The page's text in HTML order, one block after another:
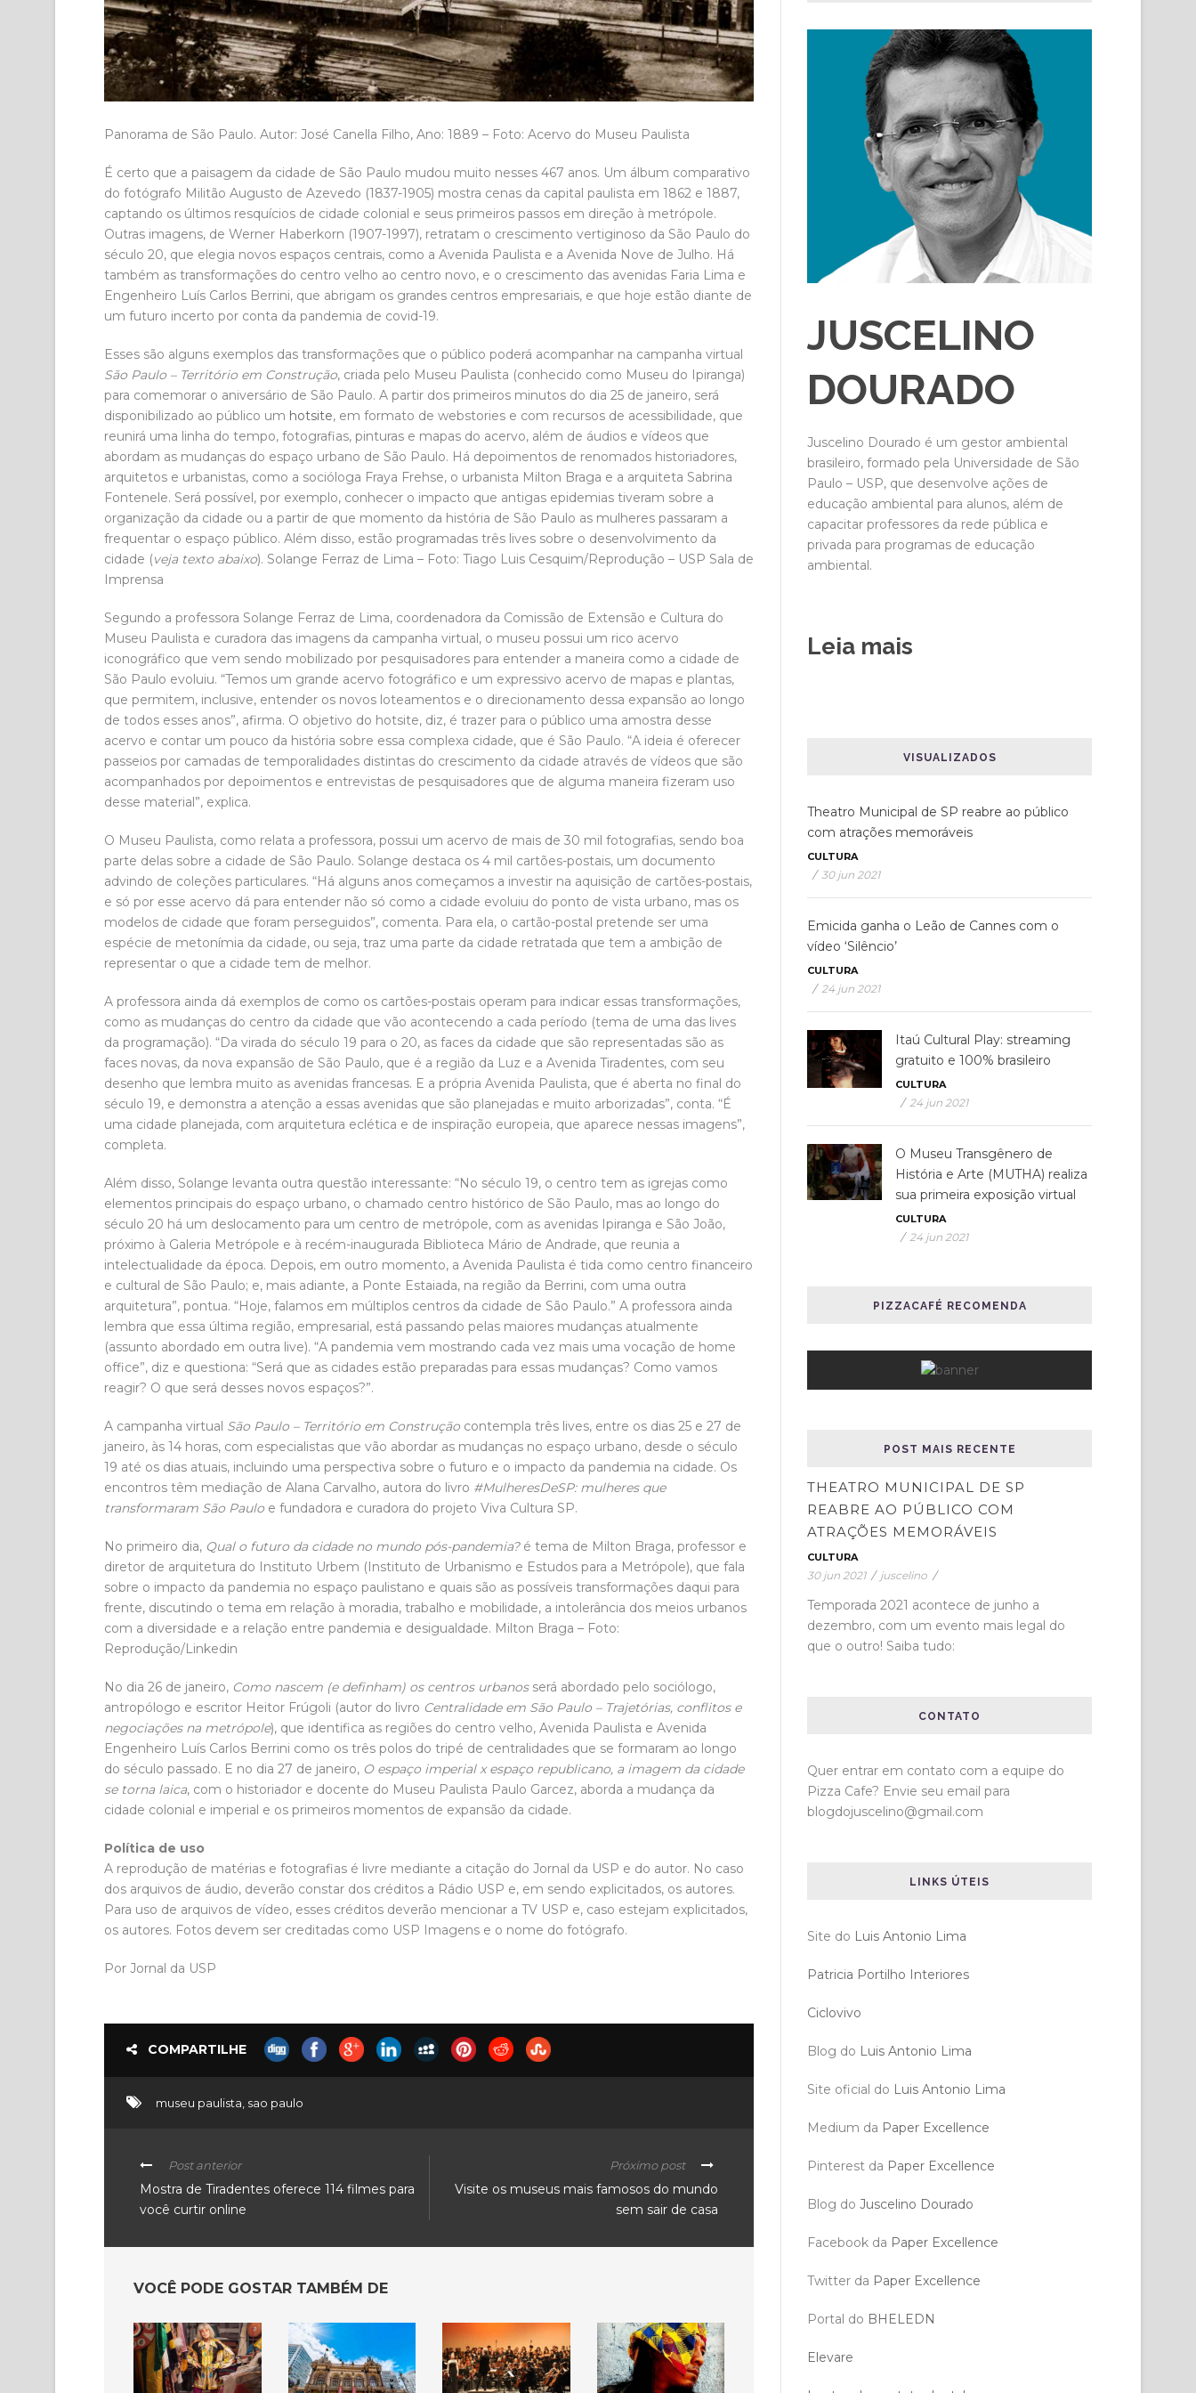
Panorama de São Paulo. Autor: José Canella Filho, Ano: 1889 – Foto: Acervo do Museu Paulista
É certo que a paisagem da cidade de São Paulo mudou muito nesses 467 anos. Um álbum comparativo
do fotógrafo Militão Augusto de Azevedo (1837-1905) mostra cenas da capital paulista em 1862 e 1887,
captando os últimos resquícios de cidade colonial e seus primeiros passos em direção à metrópole.
Outras imagens, de Werner Haberkorn (1907-1997), retratam o crescimento vertiginoso da São Paulo do
século 20, que elegia novos espaços centrais, como a Avenida Paulista e a Avenida Nove de Julho. Há
também as transformações do centro velho ao centro novo, e o crescimento das avenidas Faria Lima e
Engenheiro Luís Carlos Berrini, que abrigam os grandes centros empresariais, e que hoje estão diante de
um futuro incerto por conta da pandemia de covid-19.
Esses são alguns exemplos das transformações que o público poderá acompanhar na campanha virtual
São Paulo – Território em Construção, criada pelo Museu Paulista (conhecido como Museu do Ipiranga)
para comemorar o aniversário de São Paulo. A partir dos primeiros minutos do dia 25 de janeiro, será
disponibilizado ao público um hotsite, em formato de webstories e com recursos de acessibilidade, que
reunirá uma linha do tempo, fotografias, pinturas e mapas do acervo, além de áudios e vídeos que
abordam as mudanças do espaço urbano de São Paulo. Há depoimentos de renomados historiadores,
arquitetos e urbanistas, como a socióloga Fraya Frehse, o urbanista Milton Braga e a arquiteta Sabrina
Fontenele. Será possível, por exemplo, conhecer o impacto que antigas epidemias tiveram sobre a
organização da cidade ou a partir de que momento da história de São Paulo as mulheres passaram a
frequentar o espaço público. Além disso, estão programadas três lives sobre o desenvolvimento da
cidade (veja texto abaixo). Solange Ferraz de Lima – Foto: Tiago Luis Cesquim/Reprodução – USP Sala de
Imprensa
Segundo a professora Solange Ferraz de Lima, coordenadora da Comissão de Extensão e Cultura do
Museu Paulista e curadora das imagens da campanha virtual, o museu possui um rico acervo
iconográfico que vem sendo mobilizado por pesquisadores para entender a maneira como a cidade de
São Paulo evoluiu. “Temos um grande acervo fotográfico e um expressivo acervo de mapas e plantas,
que permitem, inclusive, entender os novos loteamentos e o direcionamento dessa expansão ao longo
de todos esses anos”, afirma. O objetivo do hotsite, diz, é trazer para o público uma amostra desse
acervo e contar um pouco da história sobre essa complexa cidade, que é São Paulo. “A ideia é oferecer
passeios por camadas de temporalidades distintas do crescimento da cidade através de vídeos que são
acompanhados por depoimentos e entrevistas de pesquisadores que de alguma maneira fizeram uso
desse material”, explica.
O Museu Paulista, como relata a professora, possui um acervo de mais de 30 mil fotografias, sendo boa
parte delas sobre a cidade de São Paulo. Solange destaca os 4 mil cartões-postais, um documento
advindo de coleções particulares. “Há alguns anos começamos a investir na aquisição de cartões-postais,
e só por esse acervo dá para entender não só como a cidade evoluiu do ponto de vista urbano, mas os
modelos de cidade que foram perseguidos”, comenta. Para ela, o cartão-postal pretende ser uma
espécie de metonímia da cidade, ou seja, traz uma parte da cidade retratada que tem a ambição de
representar o que a cidade tem de melhor.
A professora ainda dá exemplos de como os cartões-postais operam para indicar essas transformações,
como as mudanças do centro da cidade que vão acontecendo a cada período (tema de uma das lives
da programação). “Da virada do século 19 para o 20, as faces da cidade que são representadas são as
faces novas, da nova expansão de São Paulo, que é a região da Luz e a Avenida Tiradentes, com seu
desenho que lembra muito as avenidas francesas. E a própria Avenida Paulista, que é aberta no final do
século 19, e demonstra a atenção a essas avenidas que são planejadas e muito arborizadas”, conta. “É
uma cidade planejada, com arquitetura eclética e de inspiração europeia, que aparece nessas imagens”,
completa.
Além disso, Solange levanta outra questão interessante: “No século 19, o centro tem as igrejas como
elementos principais do espaço urbano, o chamado centro histórico de São Paulo, mas ao longo do
século 20 há um deslocamento para um centro de metrópole, com as avenidas Ipiranga e São João,
próximo à Galeria Metrópole e à recém-inaugurada Biblioteca Mário de Andrade, que reunia a
intelectualidade da época. Depois, em outro momento, a Avenida Paulista é tida como centro financeiro
e cultural de São Paulo; e, mais adiante, a Ponte Estaiada, na região da Berrini, com uma outra
arquitetura”, pontua. “Hoje, falamos em múltiplos centros da cidade de São Paulo.” A professora ainda
lembra que essa última região, empresarial, está passando pelas maiores mudanças atualmente
(assunto abordado em outra live). “A pandemia vem mostrando cada vez mais uma vocação de home
office”, diz e questiona: “Será que as cidades estão preparadas para essas mudanças? Como vamos
reagir? O que será desses novos espaços?”.
A campanha virtual São Paulo – Território em Construção contempla três lives, entre os dias 25 e 27 de
janeiro, às 14 horas, com especialistas que vão abordar as mudanças no espaço urbano, desde o século
19 até os dias atuais, incluindo uma perspectiva sobre o futuro e o impacto da pandemia na cidade. Os
encontros têm mediação de Alana Carvalho, autora do livro #MulheresDeSP: mulheres que
transformaram São Paulo e fundadora e curadora do projeto Viva Cultura SP.
No primeiro dia, Qual o futuro da cidade no mundo pós-pandemia?é tema de Milton Braga, professor e
diretor de arquitetura do Instituto Urbem (Instituto de Urbanismo e Estudos para a Metrópole), que fala
sobre o impacto da pandemia no espaço paulistano e quais são as possíveis transformações daqui para
frente, discutindo o tema em relação à moradia, trabalho e mobilidade, a intolerância dos meios urbanos
com a diversidade e a relação entre pandemia e desigualdade. Milton Braga – Foto:
Reprodução/Linkedin
No dia 26 de janeiro, Como nascem (e definham) os centros urbanosserá abordado pelo sociólogo,
antropólogo e escritor Heitor Frúgoli (autor do livro Centralidade em São Paulo – Trajetórias, conflitos e
negociações na metrópole), que identifica as regiões do centro velho, Avenida Paulista e Avenida
Engenheiro Luís Carlos Berrini como os três polos do tripé de centralidades que se formaram ao longo
do século passado. E no dia 27 de janeiro, O espaço imperial x espaço republicano, a imagem da cidade
se torna laica, com o historiador e docente do Museu Paulista Paulo Garcez, aborda a mudança da
cidade colonial e imperial e os primeiros momentos de expansão da cidade.
Política de uso
A reprodução de matérias e fotografias é livre mediante a citação do Jornal da USP e do autor. No caso
dos arquivos de áudio, deverão constar dos créditos a Rádio USP e, em sendo explicitados, os autores.
Para uso de arquivos de vídeo, esses créditos deverão mencionar a TV USP e, caso estejam explicitados,
os autores. Fotos devem ser creditadas como USP Imagens e o nome do fotógrafo.
Por Jornal da USP
COMPARTILHE
museu paulista sao paulo
Post anterior
Mostra de Tiradentes oferece 114 filmes para
você curtir online
Próximo post
Visite os museus mais famosos do mundo
sem sair de casa
VOCÊ PODE GOSTAR TAMBÉM DE
JUSCELINO
DOURADO
Juscelino Dourado é um gestor ambiental
brasileiro, formado pela Universidade de São
Paulo – USP, que desenvolve ações de
educação ambiental para alunos, além de
capacitar professores da rede pública e
privada para programas de educação
ambiental.
Leia mais
VISUALIZADOS
Theatro Municipal de SP reabre ao público
com atrações memoráveis
CULTURA
/ 30 jun 2021
Emicida ganha o Leão de Cannes com o
vídeo ‘Silêncio’
CULTURA
/ 24 jun 2021
Itaú Cultural Play: streaming
gratuito e 100% brasileiro
CULTURA
/ 24 jun 2021
O Museu Transgênero de
História e Arte (MUTHA) realiza
sua primeira exposição virtual
CULTURA
/ 24 jun 2021
PIZZACAFÉ RECOMENDA
POST MAIS RECENTE
THEATRO MUNICIPAL DE SP
REABRE AO PÚBLICO COM
ATRAÇÕES MEMORÁVEIS
CULTURA
30 jun 2021 / juscelino /
Temporada 2021 acontece de junho a
dezembro, com um evento mais legal do
que o outro! Saiba tudo:
CONTATO
Quer entrar em contato com a equipe do
Pizza Cafe? Envie seu email para
blogdojuscelino@gmail.com
LINKS ÚTEIS
Site do Luis Antonio Lima
Patricia Portilho Interiores
Ciclovivo
Blog do Luis Antonio Lima
Site oficial do Luis Antonio Lima
Medium da Paper Excellence
Pinterest da Paper Excellence
Blog doJuscelino Dourado
Facebook da Paper Excellence
Twitter da Paper Excellence
Portal do BHELEDN
Elevare